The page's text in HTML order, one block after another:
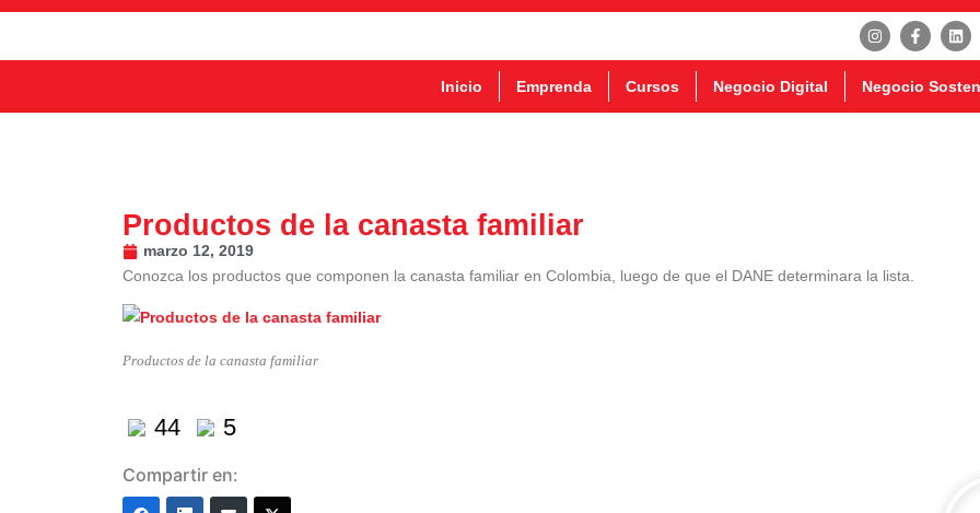
Inicio Emprenda Cursos Negocio Digital Negocio
Productos de la canasta familiar
marzo 12, 2019
Conozca los productos que componen la canasta familiar en Colombia, luego de que el DANE determinara la lista.
Productos de la canasta familiar
44 5
Compartir en: